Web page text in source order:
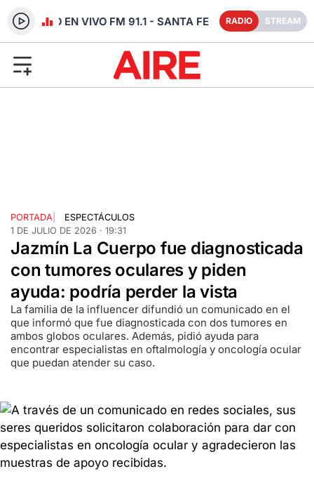
RADIO EN VIVO FM 91.1 - SANTA FE RADIO STREAM
PORTADA
ESPECTÁCULOS
1 DE JULIO DE 2026 · 19:31
Jazmín La Cuerpo fue diagnosticada
con tumores oculares y piden
ayuda: podría perder la vista
La familia de la influencer difundió un comunicado en el
que informó que fue diagnosticada con dos tumores en
ambos globos oculares. Además, pidió ayuda para
encontrar especialistas en oftalmología y oncología ocular
que puedan atender su caso.